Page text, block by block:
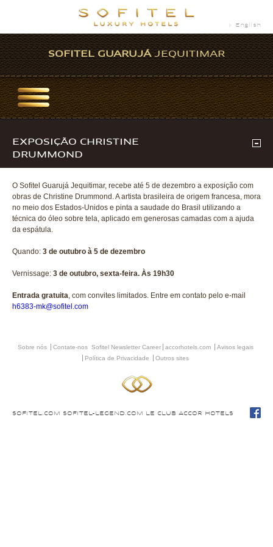
English
SOFITEL GUARUJÁJEQUITIMAR
EXPOSIÇÃO CHRISTINE
DRUMMOND
O Sofitel Guarujá Jequitimar, recebe até 5 de dezembro a exposição com
obras de Christine Drummond. A artista brasileira de origem francesa, mora
no meio dos Estados-Unidos e pinta a saudade do Brasil utilizando a
técnica do óleo sobre tela, aplicado em generosas camadas com a ajuda
da espátula.
Quando: 3 de outubro à 5 de dezembro
Vernissage: 3 de outubro, sexta-feira. Às 19h30
Entrada gratuita, com convites limitados. Entre em contato pelo e-mail
h6383-mk@sofitel.com
Sobre nós Contate-nos Sofitel Newsletter Career accorhotels.com
Avisos legais
Política de Privacidade
Outros sites
SOFITEL.COM SOFITEL-LEGEND.COM LE CLUB ACCOR HOTELS